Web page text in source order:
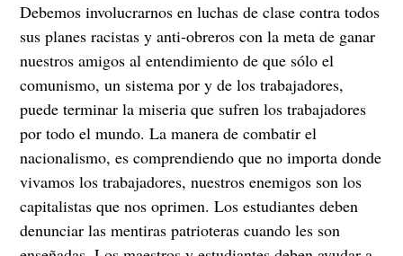
Debemos involucrarnos en luchas de clase contra todos
sus planes racistas y anti-obreros con la meta de ganar
nuestros amigos al entendimiento de que sólo el
comunismo, un sistema por y de los trabajadores,
puede terminar la miseria que sufren los trabajadores
por todo el mundo. La manera de combatir el
nacionalismo, es comprendiendo que no importa donde
vivamos los trabajadores, nuestros enemigos son los
capitalistas que nos oprimen. Los estudiantes deben
denunciar las mentiras patrioteras cuando les son